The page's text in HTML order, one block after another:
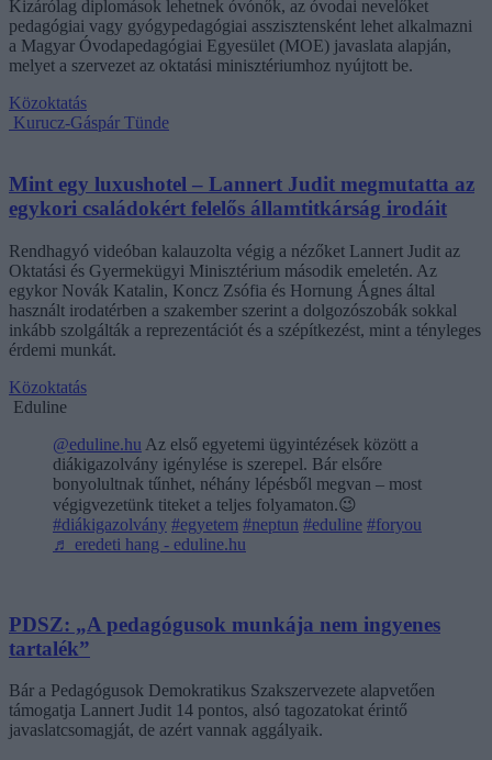
Kizárólag diplomások lehetnek óvónők, az óvodai nevelőket
pedagógiai vagy gyógypedagógiai asszisztensként lehet alkalmazni
a Magyar Óvodapedagógiai Egyesület (MOE) javaslata alapján,
melyet a szervezet az oktatási minisztériumhoz nyújtott be.
Közoktatás
Kurucz-Gáspár Tünde
Mint egy luxushotel – Lannert Judit megmutatta az
egykori családokért felelős államtitkárság irodáit
Rendhagyó videóban kalauzolta végig a nézőket Lannert Judit az
Oktatási és Gyermekügyi Minisztérium második emeletén. Az
egykor Novák Katalin, Koncz Zsófia és Hornung Ágnes által
használt irodatérben a szakember szerint a dolgozószobák sokkal
inkább szolgálták a reprezentációt és a szépítkezést, mint a tényleges
érdemi munkát.
Közoktatás
Eduline
@eduline.hu Az első egyetemi ügyintézések között a
diákigazolvány igénylése is szerepel. Bár elsőre
bonyolultnak tűnhet, néhány lépésből megvan – most
végigvezetünk titeket a teljes folyamaton.😉
#diákigazolvány #egyetem #neptun #eduline #foryou
♬ eredeti hang - eduline.hu
PDSZ: „A pedagógusok munkája nem ingyenes
tartalék”
Bár a Pedagógusok Demokratikus Szakszervezete alapvetően
támogatja Lannert Judit 14 pontos, alsó tagozatokat érintő
javaslatcsomagját, de azért vannak aggályaik.